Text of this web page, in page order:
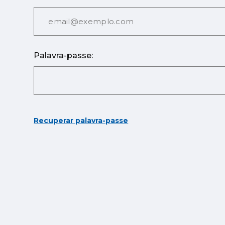
Palavra-passe:
Recuperar palavra-passe